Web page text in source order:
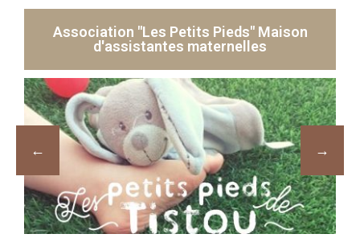
Association "Les Petits Pieds" Maison
d'assistantes maternelles